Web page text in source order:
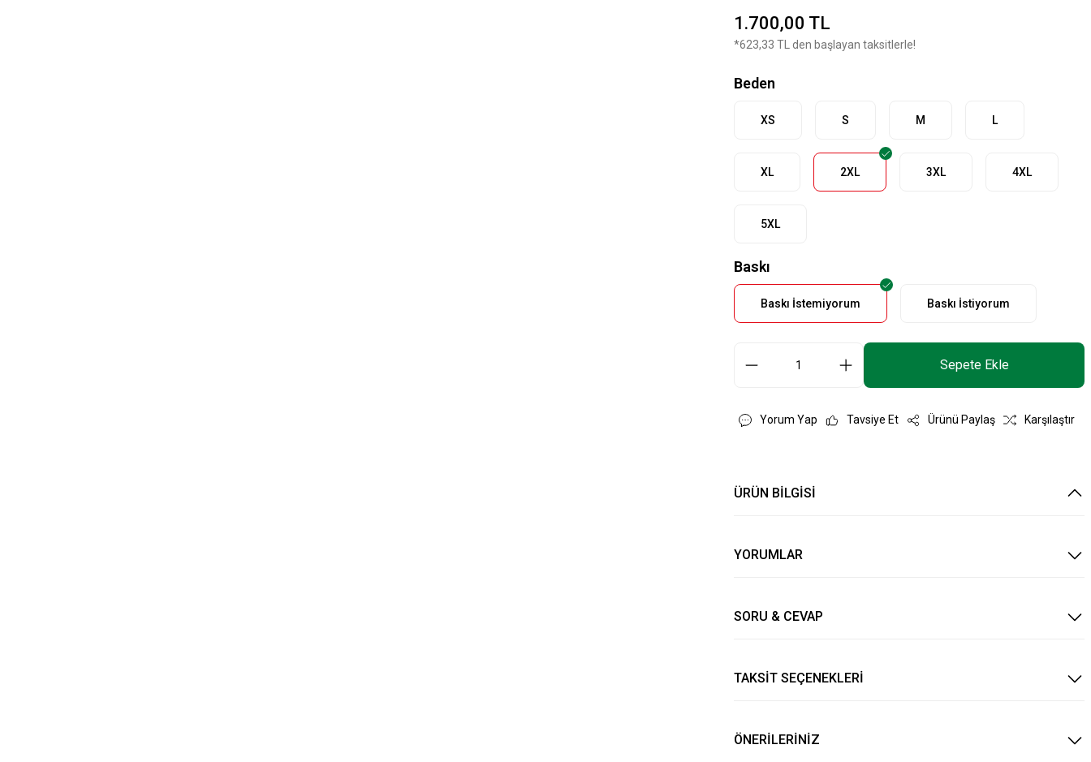
1.700,00 TL
*623,33 TL den başlayan taksitlerle!
Beden
XS S M L
XL 2XL 3XL 4XL
5XL
Baskı
Baskı İstemiyorum Baskı İstiyorum
Sepete Ekle
Yorum Yap Tavsiye Et Ürünü Paylaş Karşılaştır
ÜRÜN BİLGİSİ
YORUMLAR
SORU & CEVAP
TAKSİT SEÇENEKLERİ
ÖNERİLERİNİZ